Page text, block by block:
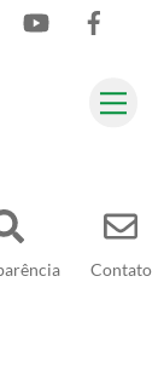
Contato
InstagramYouTube